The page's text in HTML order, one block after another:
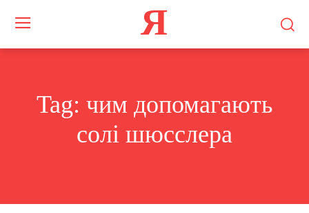
Я
Tag: чим допомагають
солі шюсслера